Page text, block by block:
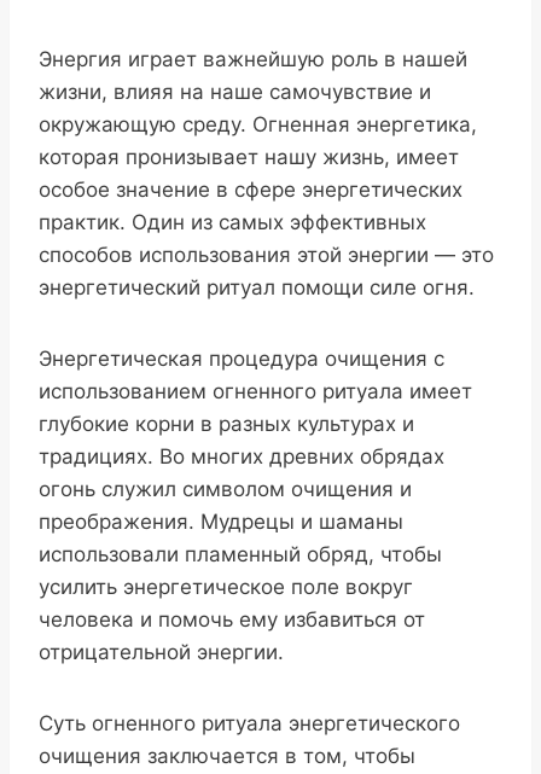
Энергия играет важнейшую роль в нашей
жизни, влияя на наше самочувствие и
окружающую среду. Огненная энергетика,
которая пронизывает нашу жизнь, имеет
особое значение в сфере энергетических
практик. Один из самых эффективных
способов использования этой энергии — это
энергетический ритуал помощи силе огня.
Энергетическая процедура очищения с
использованием огненного ритуала имеет
глубокие корни в разных культурах и
традициях. Во многих древних обрядах
огонь служил символом очищения и
преображения. Мудрецы и шаманы
использовали пламенный обряд, чтобы
усилить энергетическое поле вокруг
человека и помочь ему избавиться от
отрицательной энергии.
Суть огненного ритуала энергетического
очищения заключается в том, чтобы